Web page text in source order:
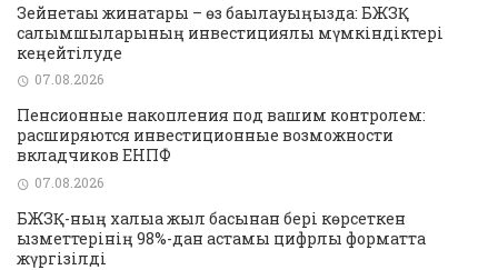
Зейнетақы жинақтары – өз бақылауыңызда: БЖЗҚ
салымшыларының инвестициялық мүмкіндіктері
кеңейтілуде
07.08.2026
Пенсионные накопления под вашим контролем:
расширяются инвестиционные возможности
вкладчиков ЕНПФ
07.08.2026
БЖЗҚ-ның халыққа жыл басынан бері көрсеткен
қызметтерінің 98%-дан астамы цифрлық форматта
жүргізілді